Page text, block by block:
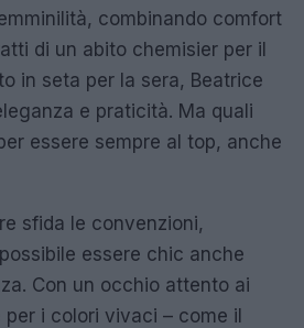
combinando comfort
di un abito chemisier per il
in seta per la sera, Beatrice
e praticità. Ma quali
essere sempre al top, anche
sfida le convenzioni,
essere chic anche
Con un occhio attento ai
i colori vivaci – come il